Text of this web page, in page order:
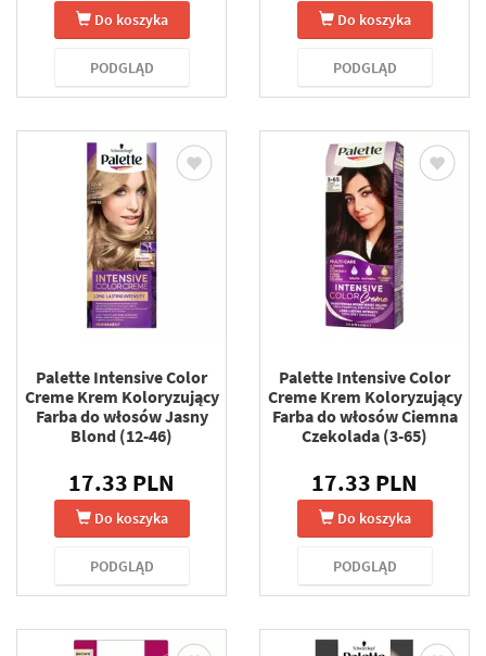
Do koszyka
PODGLĄD
Do koszyka
PODGLĄD
Palette Intensive Color
Creme Krem Koloryzujący
Farba do włosów Jasny
Blond (12-46)
17.33 PLN
Do koszyka
PODGLĄD
Palette Intensive Color
Creme Krem Koloryzujący
Farba do włosów Ciemna
Czekolada (3-65)
17.33 PLN
Do koszyka
PODGLĄD